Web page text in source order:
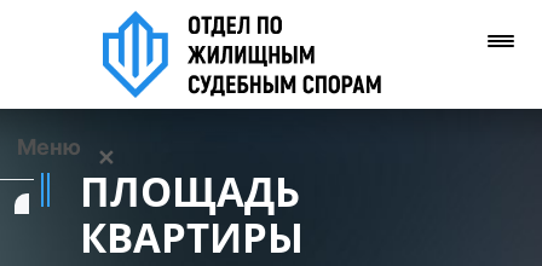
Меню ✕
ПЛОЩАДЬ
КВАРТИРЫ